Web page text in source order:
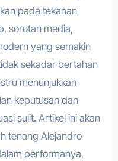
pada tekanan
sorotan media,
yang semakin
sekadar bertahan
menunjukkan
keputusan dan
sulit. Artikel ini akan
tenang Alejandro
performanya,